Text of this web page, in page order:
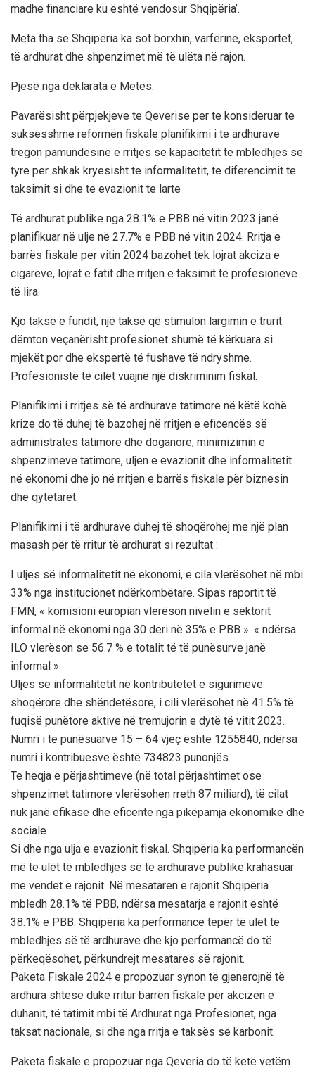
madhe financiare ku është vendosur Shqipëria’.
Meta tha se Shqipëria ka sot borxhin, varfërinë, eksportet,
të ardhurat dhe shpenzimet më të ulëta në rajon.
Pjesë nga deklarata e Metës:
Pavarësisht përpjekjeve te Qeverise per te konsideruar te
suksesshme reformën fiskale planifikimi i te ardhurave
tregon pamundësinë e rritjes se kapacitetit te mbledhjes se
tyre per shkak kryesisht te informalitetit, te diferencimit te
taksimit si dhe te evazionit te larte
Të ardhurat publike nga 28.1% e PBB në vitin 2023 janë
planifikuar në ulje në 27.7% e PBB në vitin 2024. Rritja e
barrës fiskale per vitin 2024 bazohet tek lojrat akciza e
cigareve, lojrat e fatit dhe rritjen e taksimit të profesioneve
të lira.
Kjo taksë e fundit, një taksë që stimulon largimin e trurit
dëmton veçanërisht profesionet shumë të kërkuara si
mjekët por dhe ekspertë të fushave të ndryshme.
Profesionistë të cilët vuajnë një diskriminim fiskal.
Planifikimi i rritjes së të ardhurave tatimore në këtë kohë
krize do të duhej të bazohej në rritjen e eficencës së
administratës tatimore dhe doganore, minimizimin e
shpenzimeve tatimore, uljen e evazionit dhe informalitetit
në ekonomi dhe jo në rritjen e barrës fiskale për biznesin
dhe qytetaret.
Planifikimi i të ardhurave duhej të shoqërohej me një plan
masash për të rritur të ardhurat si rezultat :
I uljes së informalitetit në ekonomi, e cila vlerësohet në mbi
33% nga institucionet ndërkombëtare. Sipas raportit të
FMN, « komisioni europian vlerëson nivelin e sektorit
informal në ekonomi nga 30 deri në 35% e PBB ». « ndërsa
ILO vlerëson se 56.7 % e totalit të të punësurve janë
informal »
Uljes së informalitetit në kontributetet e sigurimeve
shoqërore dhe shëndetësore, i cili vlerësohet në 41.5% të
fuqisë punëtore aktive në tremujorin e dytë të vitit 2023.
Numri i të punësuarve 15 – 64 vjeç është 1255840, ndërsa
numri i kontribuesve është 734823 punonjës.
Te heqja e përjashtimeve (në total përjashtimet ose
shpenzimet tatimore vlerësohen rreth 87 miliard), të cilat
nuk janë efikase dhe eficente nga pikëpamja ekonomike dhe
sociale
Si dhe nga ulja e evazionit fiskal. Shqipëria ka performancën
më të ulët të mbledhjes së të ardhurave publike krahasuar
me vendet e rajonit. Në mesataren e rajonit Shqipëria
mbledh 28.1% të PBB, ndërsa mesatarja e rajonit është
38.1% e PBB. Shqipëria ka performancë tepër të ulët të
mbledhjes së të ardhurave dhe kjo performancë do të
përkeqësohet, përkundrejt mesatares së rajonit.
Paketa Fiskale 2024 e propozuar synon të gjenerojnë të
ardhura shtesë duke rritur barrën fiskale për akcizën e
duhanit, të tatimit mbi të Ardhurat nga Profesionet, nga
taksat nacionale, si dhe nga rritja e taksës së karbonit.
Paketa fiskale e propozuar nga Qeveria do të ketë vetëm